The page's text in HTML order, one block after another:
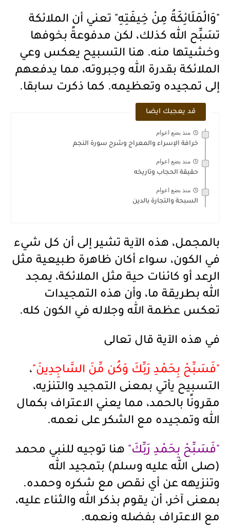
"وَالْمَلَائِكَةُ مِنْ خِيفَتِهِ" تعني أن الملائكة
تسَبِّح الله كذلك، لكن مدفوعةً بخوفها
وخشيتها منه. هنا التسبيح يعكس وعي
الملائكة بقدرة الله وجبروته، مما يدفعهم
إلى تمجيده وتعظيمه. كما ذكرت سابقا.
قد يعجبك ايضا
منذ بضع اعوام
خرافة الإسراء والمعراج وشرح سورة النجم
منذ بضع اعوام
حقيقة الحجاب وتاريخه
منذ بضع اعوام
السبحة والتجارة بالدين
بالمجمل، هذه الآية تشير إلى أن كل شيء
في الكون، سواء أكان ظاهرة طبيعية مثل
الرعد أو كائنات حية مثل الملائكة، يمجد
الله بطريقة ما، وأن هذه التمجيدات
تعكس عظمة الله وجلاله في الكون كله.
في هذه الآية قال تعالى
"فَسَبِّحْ بِحَمْدِ رَبِّكَ وَكُن مِّنَ السَّاجِدِينَ"،
التسبيح يأتي بمعنى التمجيد والتنزيه،
مقرونًا بالحمد، مما يعني الاعتراف بكمال
الله وتمجيده مع الشكر على نعمه.
"فَسَبِّحْ بِحَمْدِ رَبِّكَ" هنا توجيه للنبي محمد
(صلى الله عليه وسلم) بتمجيد الله
وتنزيهه عن أي نقص مع شكره وحمده.
بمعنى آخر، أن يقوم بذكر الله والثناء عليه،
مع الاعتراف بفضله ونعمه.